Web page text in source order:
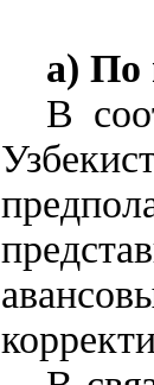
а) По
В